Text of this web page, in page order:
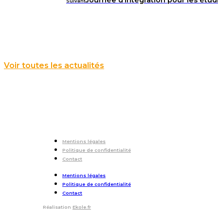
Voir toutes les actualités
Mentions légales
Politique de confidentialité
Contact
Mentions légales
Politique de confidentialité
Contact
Réalisation Ekole.fr